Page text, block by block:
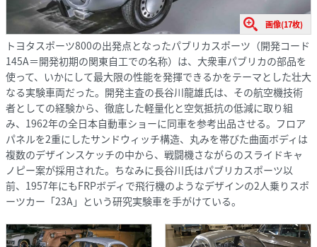
画像(17枚)
トヨタスポーツ800の出発点となったパブリカスポーツ（開発コード
145A＝開発初期の関東自工での名称）は、大衆車パブリカの部品を
使って、いかにして最大限の性能を発揮できるかをテーマとした壮大
なる実験車両だった。開発主査の長谷川龍雄氏は、その航空機技術
者としての経験から、徹底した軽量化と空気抵抗の低減に取り組
み、1962年の全日本自動車ショーに同車を参考出品させる。フロア
パネルを2重にしたサンドウィッチ構造、丸みを帯びた曲面ボディは
複数のデザインスケッチの中から、戦闘機さながらのスライドキャ
ノピー案が採用された。ちなみに長谷川氏はパブリカスポーツ以
前、1957年にもFRPボディで飛行機のようなデザインの2人乗りスポ
ーツカー「23A」という研究実験車を手がけている。